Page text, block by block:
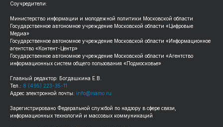
Соучредители:
Министерство информации и молодежной политики Московской области
Государственное автономное учреждение Московской области «Цифровые
Медиа»
Государственное автономное учреждение Московской области «Информационное
агентство «Контент-Центр»
Государственное автономное учреждение Московской области «Агентство
информационных систем общего пользования «Подмосковье»
Главный редактор: Богдашкина Е.В.
Тел.: 8 (495) 223-35-11
Адрес электронной почты: info@riamo.ru
Зарегистрировано Федеральной службой по надзору в сфере связи,
информационных технологий и массовых коммуникаций